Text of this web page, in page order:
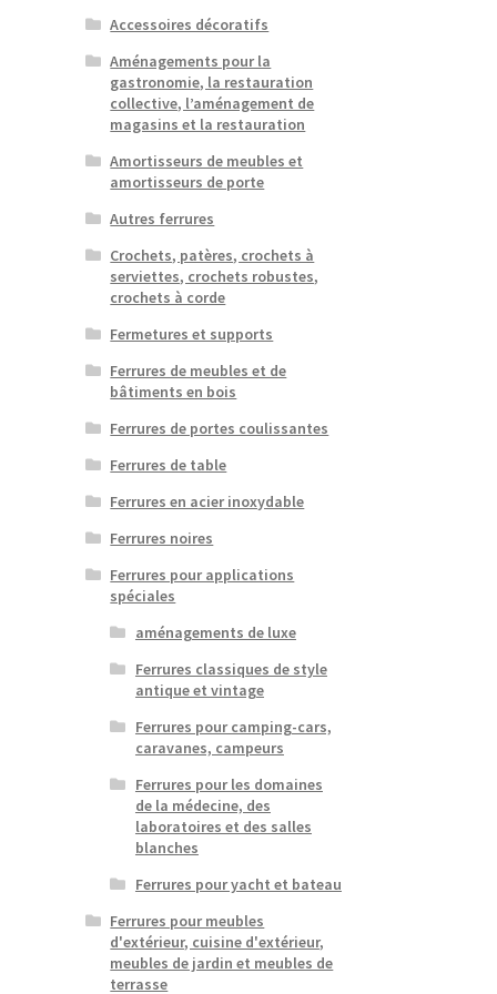
Accessoires décoratifs
Aménagements pour la
gastronomie, la restauration
collective, l’aménagement de
magasins et la restauration
Amortisseurs de meubles et
amortisseurs de porte
Autres ferrures
Crochets, patères, crochets à
serviettes, crochets robustes,
crochets à corde
Fermetures et supports
Ferrures de meubles et de
bâtiments en bois
Ferrures de portes coulissantes
Ferrures de table
Ferrures en acier inoxydable
Ferrures noires
Ferrures pour applications
spéciales
aménagements de luxe
Ferrures classiques de style
antique et vintage
Ferrures pour camping-cars,
caravanes, campeurs
Ferrures pour les domaines
de la médecine, des
laboratoires et des salles
blanches
Ferrures pour yacht et bateau
Ferrures pour meubles
d'extérieur, cuisine d'extérieur,
meubles de jardin et meubles de
terrasse